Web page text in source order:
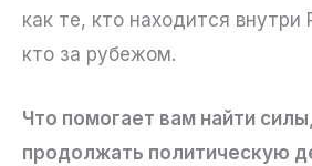
как те, кто находится внутри
кто за рубежом.
Что помогает вам найти
продолжать политическую